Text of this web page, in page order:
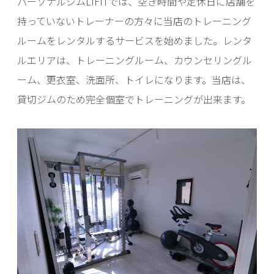
持っていないトレーナーの方々に当店のトレーニング
ルームをレンタルするサービスを始めました。レンタ
ルエリアは、トレーニングルーム、カウンセリングル
ーム、更衣室、洗面所、トイレになります。当店は、
貸切ジムのため完全個室でトレーニングが出来ます。